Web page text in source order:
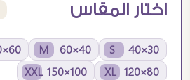
اختار المقاس
30×40 S
40×60 M
60×90 L
80×120 XL
100×150 XXL